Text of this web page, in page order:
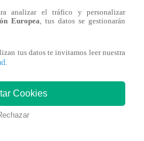
Voz Colombia
de
analizar el tráfico y personalizar
Europea, tus datos se gestionarán
tus datos te invitamos leer nuestra
.
Cookies